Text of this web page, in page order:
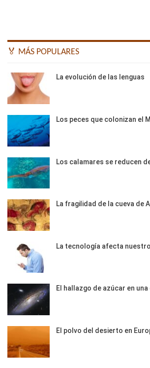
🏅 MÁS POPULARES
La evolución de las lenguas
Los peces que colonizan el
Los calamares se reducen
La fragilidad de la cueva de
La tecnología afecta
El hallazgo de azúcar en una
El polvo del desierto en